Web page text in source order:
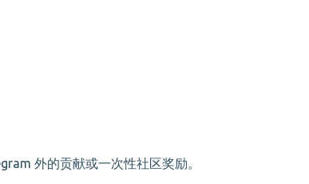
外的贡献或一次性社区奖励。